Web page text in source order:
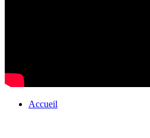
Accueil